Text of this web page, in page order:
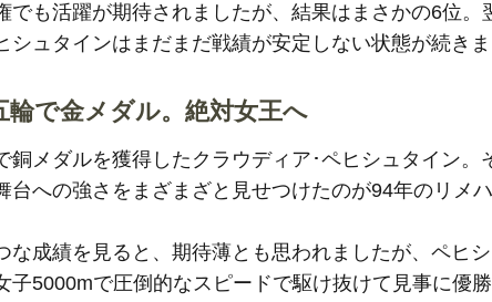
でも活躍が期待されましたが、結果はまさかの6位。
シュタインはまだまだ戦績が安定しない状態が続きま
輪で金メダル。絶対女王へ
銅メダルを獲得したクラウディア･ペヒシュタイン
台への強さをまざまざと見せつけたのが94年のリメ
な成績を見ると、期待薄とも思われましたが、ペヒ
子5000mで圧倒的なスピードで駆け抜けて見事に優